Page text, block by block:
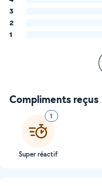
3
2
1
Compliments reçus
1
Super réactif